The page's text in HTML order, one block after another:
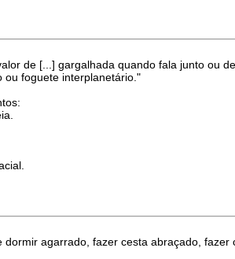
de [...] gargalhada quando fala junto ou
ou foguete interplanetário."
agarrado, fazer cesta abraçado, fazer